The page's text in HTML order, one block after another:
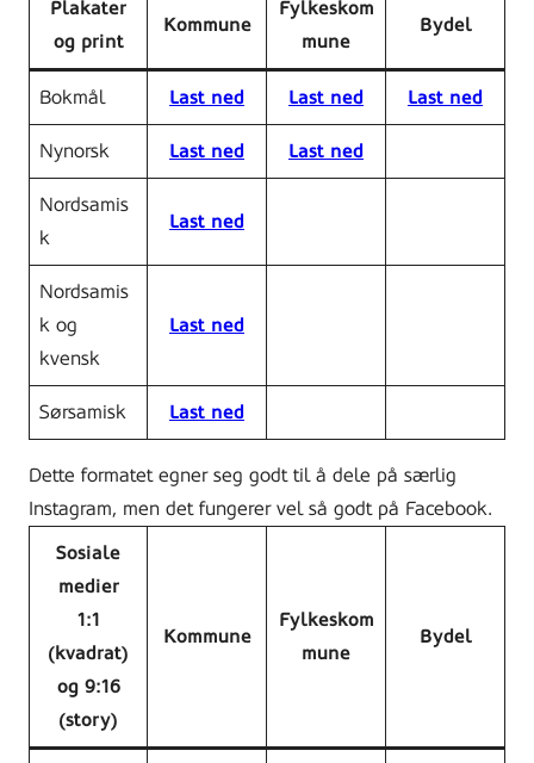
Plakater
og print
Kommune
Fylkeskom
mune
Bydel
Bokmål Last ned Last ned Last ned
Nynorsk Last ned Last ned
Nordsamis
k
Last ned
Nordsamis
k og
kvensk
Last ned
Sørsamisk Last ned
Dette formatet egner seg godt til å dele på særlig
Instagram, men det fungerer vel så godt på Facebook.
Sosiale
medier
1:1
(kvadrat)
og 9:16
(story)
Kommune
Fylkeskom
mune
Bydel